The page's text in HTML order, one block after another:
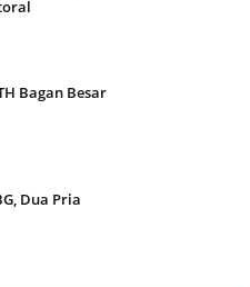
Bagan Besar
Dua Pria